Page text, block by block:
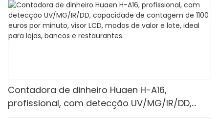
Contadora de dinheiro Huaen H-A16,
profissional, com detecção UV/MG/IR/DD,
capacidade de contagem de 1100 euros por